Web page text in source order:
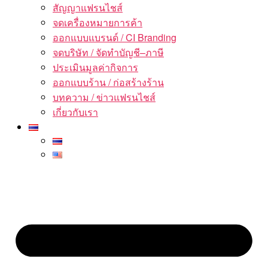
สัญญาแฟรนไชส์
จดเครื่องหมายการค้า
ออกแบบแบรนด์ / CI Branding
จดบริษัท / จัดทำบัญชี–ภาษี
ประเมินมูลค่ากิจการ
ออกแบบร้าน / ก่อสร้างร้าน
บทความ / ข่าวแฟรนไชส์
เกี่ยวกับเรา